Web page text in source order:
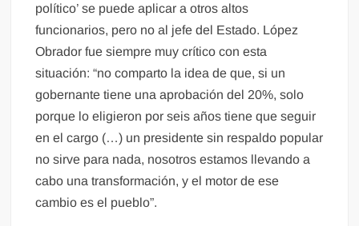
político’ se puede aplicar a otros altos
funcionarios, pero no al jefe del Estado. López
Obrador fue siempre muy crítico con esta
situación: “no comparto la idea de que, si un
gobernante tiene una aprobación del 20%, solo
porque lo eligieron por seis años tiene que seguir
en el cargo (…) un presidente sin respaldo popular
no sirve para nada, nosotros estamos llevando a
cabo una transformación, y el motor de ese
cambio es el pueblo”.